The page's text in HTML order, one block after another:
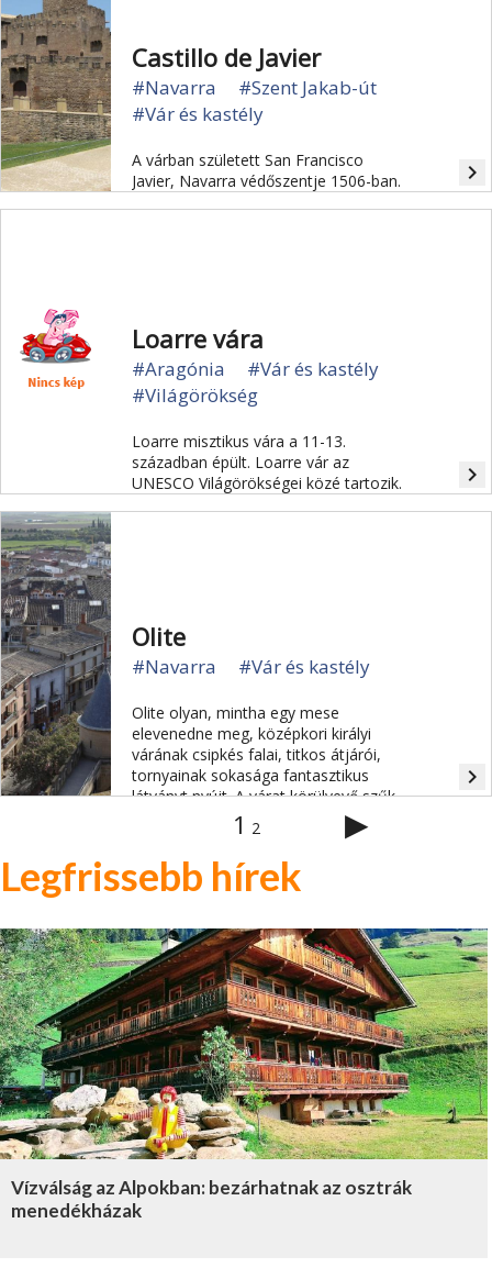
Castillo de Javier
#Navarra
#Szent Jakab-út
#Vár és kastély
A várban született San Francisco
Javier, Navarra védőszentje 1506-ban.
navigate_next
Loarre vára
#Aragónia
#Vár és kastély
#Világörökség
Loarre misztikus vára a 11-13.
században épült. Loarre vár az
UNESCO Világörökségei közé tartozik.
navigate_next
Olite
#Navarra #Vár és kastély
Olite olyan, mintha egy mese
elevenedne meg, középkori királyi
várának csipkés falai, titkos átjárói,
tornyainak sokasága fantasztikus
látványt nyújt. A várat körülvevő szűk
utcák is rendkívül hangulatosak .
navigate_next
1 2 ▶
Legfrissebb hírek
Vízválság az Alpokban: bezárhatnak az osztrák
menedékházak